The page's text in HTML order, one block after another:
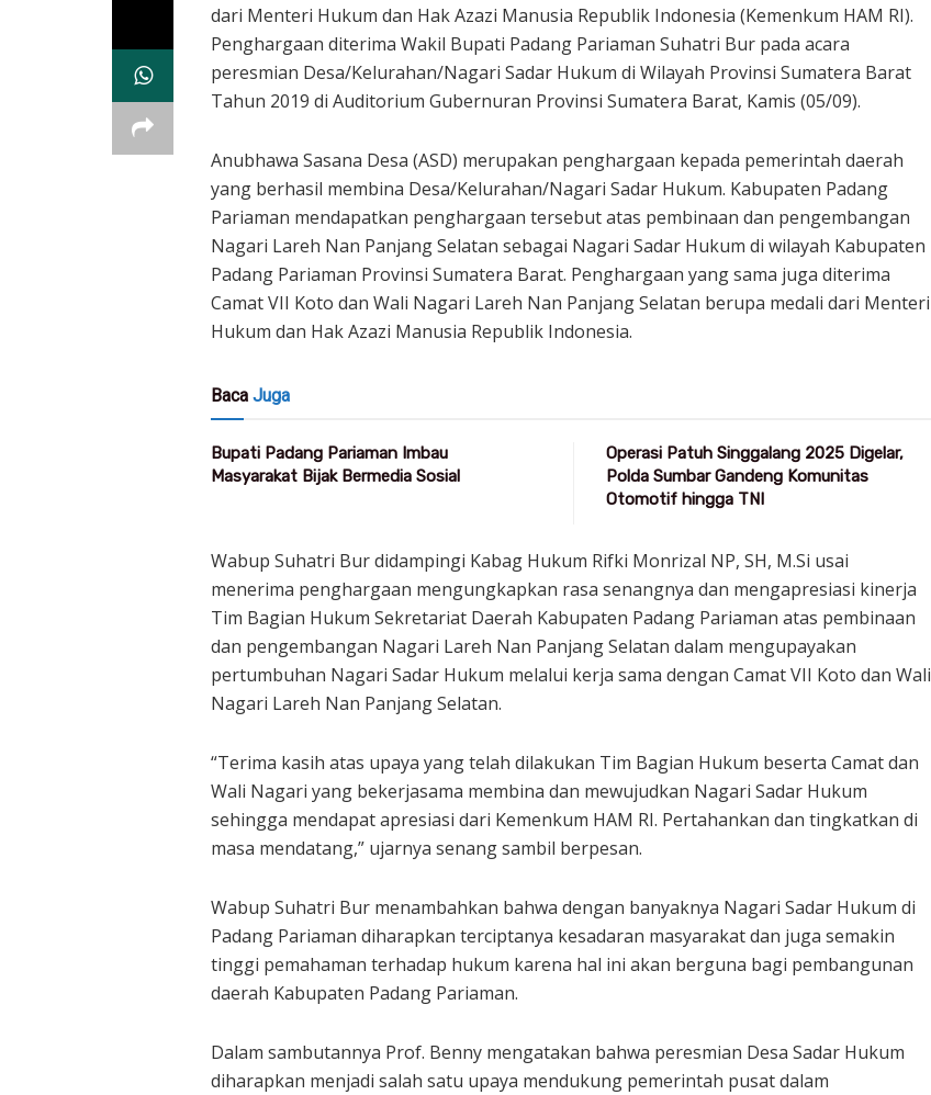
dari Menteri Hukum dan Hak Azazi Manusia Republik Indonesia (Kemenkum HAM RI).
Penghargaan diterima Wakil Bupati Padang Pariaman Suhatri Bur pada acara
peresmian Desa/Kelurahan/Nagari Sadar Hukum di Wilayah Provinsi Sumatera Barat
Tahun 2019 di Auditorium Gubernuran Provinsi Sumatera Barat, Kamis (05/09).
Anubhawa Sasana Desa (ASD) merupakan penghargaan kepada pemerintah daerah
yang berhasil membina Desa/Kelurahan/Nagari Sadar Hukum. Kabupaten Padang
Pariaman mendapatkan penghargaan tersebut atas pembinaan dan pengembangan
Nagari Lareh Nan Panjang Selatan sebagai Nagari Sadar Hukum di wilayah Kabupaten
Padang Pariaman Provinsi Sumatera Barat. Penghargaan yang sama juga diterima
Camat VII Koto dan Wali Nagari Lareh Nan Panjang Selatan berupa medali dari Menteri
Hukum dan Hak Azazi Manusia Republik Indonesia.
Baca Juga
Bupati Padang Pariaman Imbau
Masyarakat Bijak Bermedia Sosial
Operasi Patuh Singgalang 2025 Digelar,
Polda Sumbar Gandeng Komunitas
Otomotif hingga TNI
Wabup Suhatri Bur didampingi Kabag Hukum Rifki Monrizal NP, SH, M.Si usai
menerima penghargaan mengungkapkan rasa senangnya dan mengapresiasi kinerja
Tim Bagian Hukum Sekretariat Daerah Kabupaten Padang Pariaman atas pembinaan
dan pengembangan Nagari Lareh Nan Panjang Selatan dalam mengupayakan
pertumbuhan Nagari Sadar Hukum melalui kerja sama dengan Camat VII Koto dan Wali
Nagari Lareh Nan Panjang Selatan.
“Terima kasih atas upaya yang telah dilakukan Tim Bagian Hukum beserta Camat dan
Wali Nagari yang bekerjasama membina dan mewujudkan Nagari Sadar Hukum
sehingga mendapat apresiasi dari Kemenkum HAM RI. Pertahankan dan tingkatkan di
masa mendatang,” ujarnya senang sambil berpesan.
Wabup Suhatri Bur menambahkan bahwa dengan banyaknya Nagari Sadar Hukum di
Padang Pariaman diharapkan terciptanya kesadaran masyarakat dan juga semakin
tinggi pemahaman terhadap hukum karena hal ini akan berguna bagi pembangunan
daerah Kabupaten Padang Pariaman.
Dalam sambutannya Prof. Benny mengatakan bahwa peresmian Desa Sadar Hukum
diharapkan menjadi salah satu upaya mendukung pemerintah pusat dalam